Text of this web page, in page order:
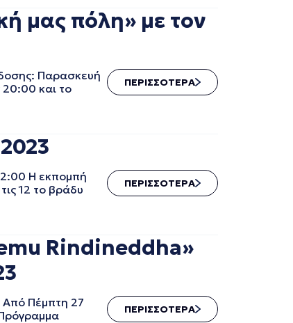
μας πόλη» με τον
Παρασκευή
20:00 και το
ΠΕΡΙΣΣΟΤΕΡΑ
Η εκπομπή
12 το βράδυ
ΠΕΡΙΣΣΟΤΕΡΑ
Rindineddha»
Από Πέμπτη 27
ΠΕΡΙΣΣΟΤΕΡΑ